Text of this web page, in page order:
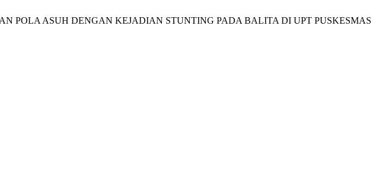
POLA ASUH DENGAN KEJADIAN STUNTING PADA BALITA DI UPT PUSKESMAS